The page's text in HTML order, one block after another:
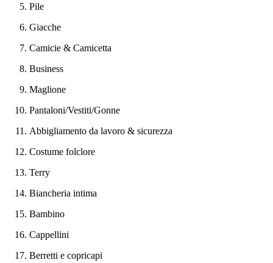
Pile
Giacche
Camicie & Camicetta
Business
Maglione
Pantaloni/Vestiti/Gonne
Abbigliamento da lavoro & sicurezza
Costume folclore
Terry
Biancheria intima
Bambino
Cappellini
Berretti e copricapi